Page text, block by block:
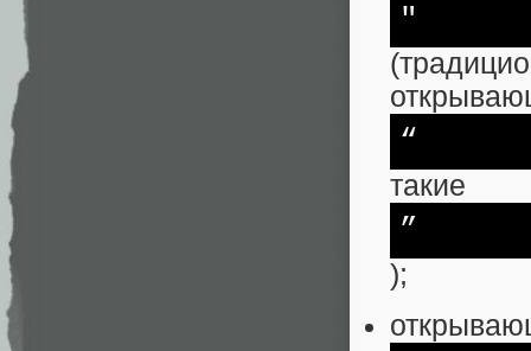
"
“
такие
”
);